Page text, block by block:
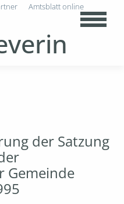
Amtsblatt online
der Satzung
Gemeinde